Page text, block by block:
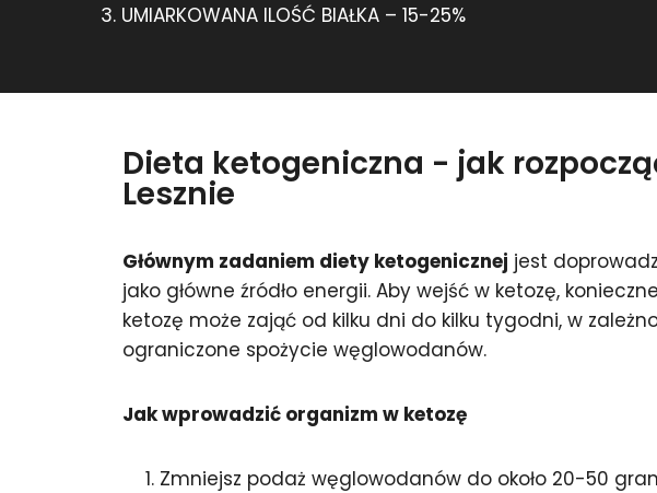
UMIARKOWANA ILOŚĆ BIAŁKA – 15-25%
Dieta ketogeniczna - jak
Lesznie
Głównym zadaniem diety ketogenicznej jest
jako główne źródło energii. Aby wejść w ketozę,
ketozę może zająć od kilku dni do kilku tygodni, w
ograniczone spożycie węglowodanów.
Jak wprowadzić organizm w ketozę
Zmniejsz podaż węglowodanów do około 20-50